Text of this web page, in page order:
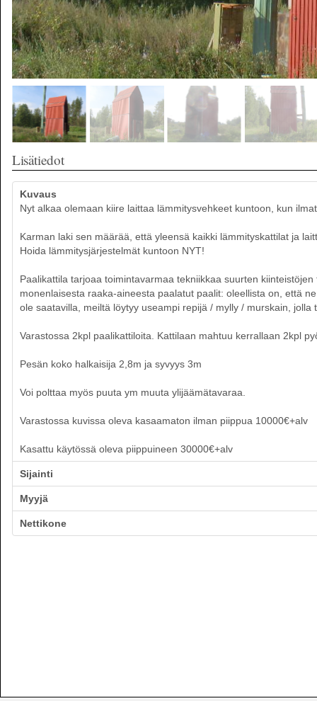
Lisätiedot
Kuvaus
Nyt alkaa olemaan kiire laittaa lämmitysvehkeet kuntoon, kun
Karman laki sen määrää, että yleensä kaikki lämmityskattilat ja
Hoida lämmitysjärjestelmät kuntoon NYT!
Paalikattila tarjoaa toimintavarmaa tekniikkaa suurten
monenlaisesta raaka-aineesta paalatut paalit: oleellista on, että
ole saatavilla, meiltä löytyy useampi repijä / mylly / murskain,
Varastossa 2kpl paalikattiloita. Kattilaan mahtuu kerrallaan 2kpl
Pesän koko halkaisija 2,8m ja syvyys 3m
Voi polttaa myös puuta ym muuta ylijäämätavaraa.
Varastossa kuvissa oleva kasaamaton ilman piippua 10000€+alv
Kasattu käytössä oleva piippuineen 30000€+alv
Sijainti
Myyjä
Nettikone